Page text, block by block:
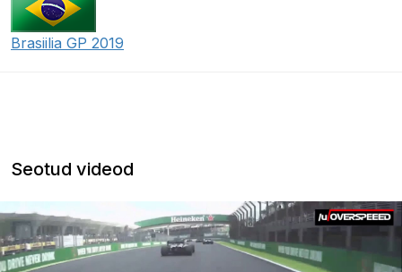
Brasiilia GP 2019
Seotud videod